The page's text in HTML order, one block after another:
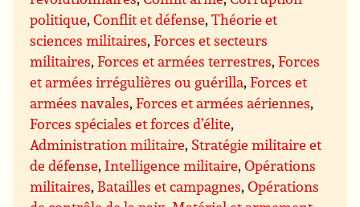
politique,Conflit et défense,Théorie et
sciences militaires,Forces et secteurs
militaires,Forces et armées terrestres,Forces
et armées irrégulières ou guérilla,Forces et
armées navales,Forces et armées aériennes,
Forces spéciales et forces d’élite,
Administration militaire, Stratégie militaire et
de défense, Intelligence militaire,Opérations
militaires, Batailles et campagnes,Opérations